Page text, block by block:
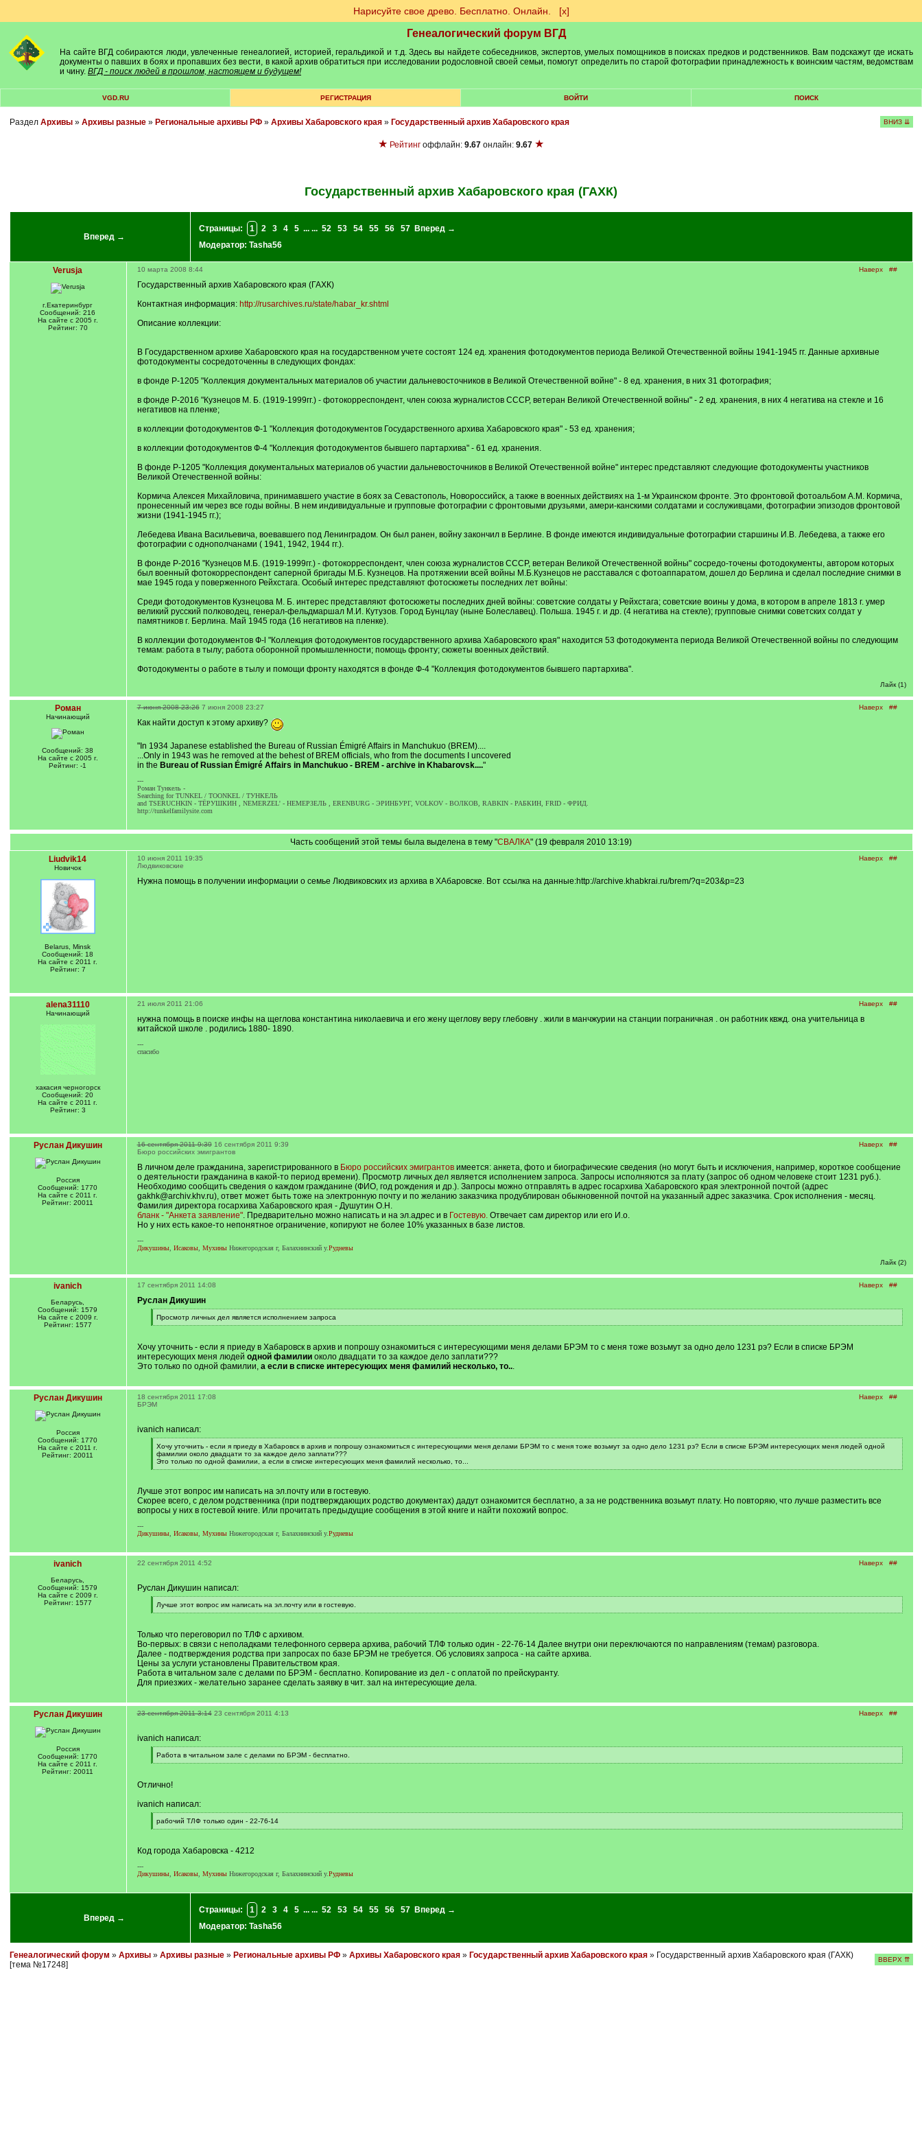
Нарисуйте свое древо. Бесплатно. Онлайн. [х]
Генеалогический форум ВГД
На сайте ВГД собираются люди, увлеченные генеалогией, историей, геральдикой и т.д. Здесь вы найдете собеседников, экспертов, умелых помощников в поисках предков и родственников. Вам подскажут где искать
документы о павших в боях и пропавших без вести, в какой архив обратиться при исследовании родословной своей семьи, помогут определить по старой фотографии принадлежность к воинским частям, ведомствам
и чину. ВГД - поиск людей в прошлом, настоящем и будущем!
VGD.RU РЕГИСТРАЦИЯ ВОЙТИ ПОИСК
Раздел Архивы» Архивы разные» Региональные архивы РФ» Архивы Хабаровского края» Государственный архив Хабаровского края ВНИЗ ⇊
★ Рейтинг оффлайн: 9.67 онлайн: 9.67 ★
Государственный архив Хабаровского края (ГАХК)
Вперед →
Страницы: 1 2 3 4 5 ... ... 52 53 54 55 56 57
Вперед →
Модератор: Tasha56
Verusja
г.Екатеринбург
Сообщений: 216
На сайте с 2005 г.
Рейтинг: 70
Наверх ##
10 марта 2008 8:44
Государственный архив Хабаровского края (ГАХК)
Контактная информация: http://rusarchives.ru/state/habar_kr.shtml
Описание коллекции:
В Государственном архиве Хабаровского края на государственном учете состоят 124 ед. хранения фотодокументов периода Великой Отечественной войны 1941-1945 гг. Данные архивные
фотодокументы сосредоточенны в следующих фондах:
в фонде Р-1205 "Коллекция документальных материалов об участии дальневосточников в Великой Отечественной войне" - 8 ед. хранения, в них 31 фотография;
в фонде Р-2016 "Кузнецов М. Б. (1919-1999гг.) - фотокорреспондент, член союза журналистов СССР, ветеран Великой Отечественной войны" - 2 ед. хранения, в них 4 негатива на стекле и 16
негативов на пленке;
в коллекции фотодокументов Ф-1 "Коллекция фотодокументов Государственного архива Хабаровского края" - 53 ед. хранения;
в коллекции фотодокументов Ф-4 "Коллекция фотодокументов бывшего партархива" - 61 ед. хранения.
В фонде Р-1205 "Коллекция документальных материалов об участии дальневосточников в Великой Отечественной войне" интерес представляют следующие фотодокументы участников
Великой Отечественной войны:
Кормича Алексея Михайловича, принимавшего участие в боях за Севастополь, Новороссийск, а также в военных действиях на 1-м Украинском фронте. Это фронтовой фотоальбом А.М. Кормича,
пронесенный им через все годы войны. В нем индивидуальные и групповые фотографии с фронтовыми друзьями, амери-канскими солдатами и сослуживцами, фотографии эпизодов фронтовой
жизни (1941-1945 гг.);
Лебедева Ивана Васильевича, воевавшего под Ленинградом. Он был ранен, войну закончил в Берлине. В фонде имеются индивидуальные фотографии старшины И.В. Лебедева, а также его
фотографии с однополчанами ( 1941, 1942, 1944 гг.).
В фонде Р-2016 "Кузнецов М.Б. (1919-1999гг.) - фотокорреспондент, член союза журналистов СССР, ветеран Великой Отечественной войны" сосредо-точены фотодокументы, автором которых
был военный фотокорреспондент саперной бригады М.Б. Кузнецов. На протяжении всей войны М.Б.Кузнецов не расставался с фотоаппаратом, дошел до Берлина и сделал последние снимки в
мае 1945 года у поверженного Рейхстага. Особый интерес представляют фотосюжеты последних лет войны:
Среди фотодокументов Кузнецова М. Б. интерес представляют фотосюжеты последних дней войны: советские солдаты у Рейхстага; советские воины у дома, в котором в апреле 1813 г. умер
великий русский полководец, генерал-фельдмаршал М.И. Кутузов. Город Бунцлау (ныне Болеславец). Польша. 1945 г. и др. (4 негатива на стекле); групповые снимки советских солдат у
памятников г. Берлина. Май 1945 года (16 негативов на пленке).
В коллекции фотодокументов Ф-l "Коллекция фотодокументов государственного архива Хабаровского края" находится 53 фотодокумента периода Великой Отечественной войны по следующим
темам: работа в тылу; работа оборонной промышленности; помощь фронту; сюжеты военных действий.
Фотодокументы о работе в тылу и помощи фронту находятся в фонде Ф-4 "Коллекция фотодокументов бывшего партархива".
Лайк (1)
Роман
Начинающий
Сообщений: 38
На сайте с 2005 г.
Рейтинг: -1
Наверх ##
7 июня 2008 23:26 7 июня 2008 23:27
Как найти доступ к этому архиву?
"In 1934 Japanese established the Bureau of Russian Émigré Affairs in Manchukuo (BREM)....
...Only in 1943 was he removed at the behest of BREM officials, who from the documents I uncovered
in the Bureau of Russian Émigré Affairs in Manchukuo - BREM - archive in Khabarovsk...."
---
Роман Тункель -
Searching for TUNKEL / TOONKEL / ТУНКЕЛЬ
and TSERUCHKIN - ТЁРУШКИН , NEMERZEL' - НЕМЕРЗЕЛЬ , ERENBURG - ЭРИНБУРГ, VOLKOV - ВОЛКОВ, RABKIN - РАБКИН, FRID - ФРИД.
http://tunkelfamilysite.com
Часть сообщений этой темы была выделена в тему "СВАЛКА" (19 февраля 2010 13:19)
Liudvik14
Новичок
Belarus, Minsk
Сообщений: 18
На сайте с 2011 г.
Рейтинг: 7
Наверх ##
10 июня 2011 19:35
Людвиковские
Нужна помощь в получении информации о семье Людвиковских из архива в ХАбаровске. Вот ссылка на данные:http://archive.khabkrai.ru/brem/?q=203&p=23
alena31110
Начинающий
хакасия черногорск
Сообщений: 20
На сайте с 2011 г.
Рейтинг: 3
Наверх ##
21 июля 2011 21:06
нужна помощь в поиске инфы на щеглова константина николаевича и его жену щеглову веру глебовну . жили в манчжурии на станции пограничная . он работник квжд. она учительница в
китайской школе . родились 1880- 1890.
---
спасибо
Руслан Дикушин
Россия
Сообщений: 1770
На сайте с 2011 г.
Рейтинг: 20011
Наверх ##
16 сентября 2011 9:39 16 сентября 2011 9:39
Бюро российских эмигрантов
В личном деле гражданина, зарегистрированного в Бюро российских эмигрантовимеется: анкета, фото и биографические сведения (но могут быть и исключения, например, короткое сообщение
о деятельности гражданина в какой-то период времени). Просмотр личных дел является исполнением запроса. Запросы исполняются за плату (запрос об одном человеке стоит 1231 руб.).
Необходимо сообщить сведения о каждом гражданине (ФИО, год рождения и др.). Запросы можно отправлять в адрес госархива Хабаровского края электронной почтой (адрес
gakhk@archiv.khv.ru), ответ может быть тоже на электронную почту и по желанию заказчика продублирован обыкновенной почтой на указанный адрес заказчика. Срок исполнения - месяц.
Фамилия директора госархива Хабаровского края - Душутин О.Н.
бланк - "Анкета заявление". Предварительно можно написать и на эл.адрес и в Гостевую.Отвечает сам директор или его И.о.
Но у них есть какое-то непонятное ограничение, копируют не более 10% указанных в базе листов.
---
Дикушины, Исаковы, МухиныНижегородская г, Балахнинский у.Рудневы
Лайк (2)
ivanich
Беларусь,
Сообщений: 1579
На сайте с 2009 г.
Рейтинг: 1577
Наверх ##
17 сентября 2011 14:08
Руслан Дикушин
[
q
Просмотр личных дел является исполнением запроса
[
]
Хочу уточнить - если я приеду в Хабаровск в архив и попрошу ознакомиться с интересующими меня делами БРЭМ то с меня тоже возьмут за одно дело 1231 рэ? Если в списке БРЭМ
интересующих меня людей одной фамилииоколо двадцати то за каждое дело заплати???
Это только по одной фамилии, а если в списке интересующих меня фамилий несколько, то...
Руслан Дикушин
Россия
Сообщений: 1770
На сайте с 2011 г.
Рейтинг: 20011
Наверх ##
18 сентября 2011 17:08
БРЭМ
ivanich написал:
[
q
]
Хочу уточнить - если я приеду в Хабаровск в архив и попрошу ознакомиться с интересующими меня делами БРЭМ то с меня тоже возьмут за одно дело 1231 рэ? Если в списке БРЭМ интересующих меня людей одной
фамилии около двадцати то за каждое дело заплати???
Это только по одной фамилии, а если в списке интересующих меня фамилий несколько, то...
[
]
Лучше этот вопрос им написать на эл.почту или в гостевую.
Скорее всего, с делом родственника (при подтверждающих родство документах) дадут ознакомится бесплатно, а за не родственника возьмут плату. Но повторяю, что лучше разместить все
вопросы у них в гостевой книге. Или прочитать предыдущие сообщения в этой книге и найти похожий вопрос.
---
Дикушины, Исаковы, МухиныНижегородская г, Балахнинский у.Рудневы
ivanich
Беларусь,
Сообщений: 1579
На сайте с 2009 г.
Рейтинг: 1577
Наверх ##
22 сентября 2011 4:52
Руслан Дикушин написал:
[
q
Лучше этот вопрос им написать на эл.почту или в гостевую.
[
]
Только что переговорил по ТЛФ с архивом.
Во-первых: в связи с неполадками телефонного сервера архива, рабочий ТЛФ только один - 22-76-14 Далее внутри они переключаются по направлениям (темам) разговора.
Далее - подтверждения родства при запросах по базе БРЭМ не требуется. Об условиях запроса - на сайте архива.
Цены за услуги установлены Правительством края.
Работа в читальном зале с делами по БРЭМ - бесплатно. Копирование из дел - с оплатой по прейскуранту.
Для приезжих - желательно заранее сделать заявку в чит. зал на интересующие дела.
Руслан Дикушин
Россия
Сообщений: 1770
На сайте с 2011 г.
Рейтинг: 20011
Наверх ##
23 сентября 2011 3:14 23 сентября 2011 4:13
ivanich написал:
[
q
Работа в читальном зале с делами по БРЭМ - бесплатно.
[
]
Отлично!
ivanich написал:
[
q
рабочий ТЛФ только один - 22-76-14
[
]
Код города Хабаровска - 4212
---
Дикушины, Исаковы, МухиныНижегородская г, Балахнинский у.Рудневы
Вперед →
Страницы: 1 2 3 4 5 ... ... 52 53 54 55 56 57
Вперед →
Модератор: Tasha56
Генеалогический форум » Архивы» Архивы разные» Региональные архивы РФ» Архивы Хабаровского края» Государственный архив Хабаровского края» Государственный архив Хабаровского края (ГАХК)
[тема №17248]
ВВЕРХ ⇈